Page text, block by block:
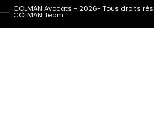
COLMAN Avocats - 2026- Tous droits
COLMAN Team